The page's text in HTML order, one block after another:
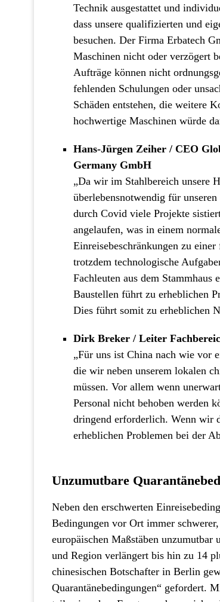
Technik ausgestattet und
dass unsere qualifizierten und
besuchen. Der Firma Erbatech
Maschinen nicht oder verzögert
Aufträge können nicht
fehlenden Schulungen oder
Schäden entstehen, die weitere
hochwertige Maschinen würde
Hans-Jürgen Zeiher / CEO
Germany GmbH
„Da wir im Stahlbereich unsere
überlebensnotwendig für
durch Covid viele Projekte
angelaufen, was in einem
Einreisebeschränkungen zu
trotzdem technologische
Fachleuten aus dem
Baustellen führt zu erheblichen
Dies führt somit zu erheblichen
Dirk Breker / Leiter
„Für uns ist China nach wie vor
die wir neben unserem lokalen
müssen. Vor allem wenn
Personal nicht behoben werden
dringend erforderlich. Wenn wir
erheblichen Problemen bei der
Unzumutbare
Neben den erschwerten
Bedingungen vor Ort immer
europäischen Maßstäben
und Region verlängert bis hin zu 14
chinesischen Botschafter in Berlin
Quarantänebedingungen“ gefordert.